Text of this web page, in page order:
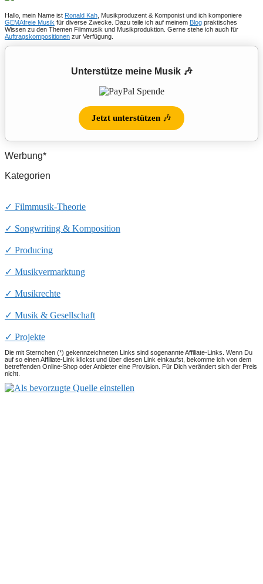
Hallo, mein Name ist Ronald Kah , Musikproduzent & Komponist und ich komponiere
GEMAfreie Musik für diverse Zwecke. Dazu teile ich auf meinem Blog praktisches
Wissen zu den Themen Filmmusik und Musikproduktion. Gerne stehe ich auch für
Auftragskompositionen zur Verfügung.
Unterstütze meine Musik 🎶
Jetzt unterstützen 🎶
Werbung*
Kategorien
✓ Filmmusik-Theorie
✓ Songwriting & Komposition
✓ Producing
✓ Musikvermarktung
✓ Musikrechte
✓ Musik & Gesellschaft
✓ Projekte
Die mit Sternchen (*) gekennzeichneten Links sind sogenannte Affiliate-Links. Wenn Du
auf so einen Affiliate-Link klickst und über diesen Link einkaufst, bekomme ich von dem
betreffenden Online-Shop oder Anbieter eine Provision. Für Dich verändert sich der Preis
nicht.